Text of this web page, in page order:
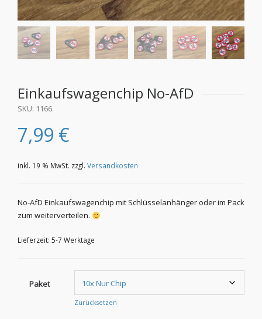
Einkaufswagenchip No-AfD
SKU: 1166.
7,99 €
inkl. 19 % MwSt. zzgl. Versandkosten
No-AfD Einkaufswagenchip mit Schlüsselanhänger oder im Pack
zum weiterverteilen.
Lieferzeit: 5-7 Werktage
Paket
Zurücksetzen